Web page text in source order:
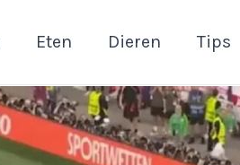
Eten Dieren Tips